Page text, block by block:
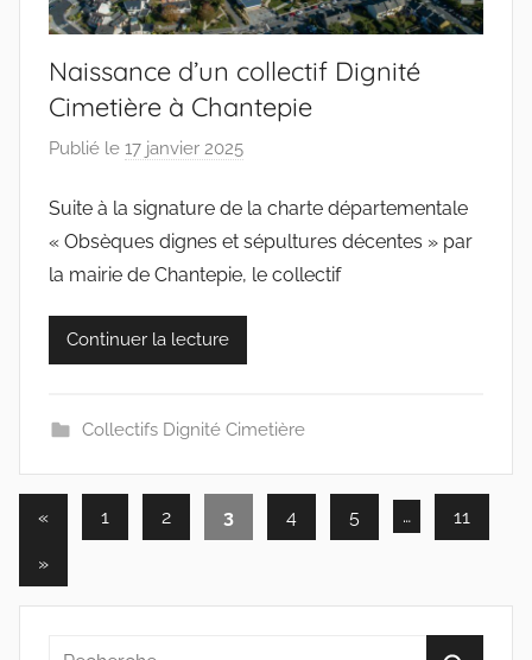
Naissance d’un collectif Dignité
Cimetière à Chantepie
Publié le 17 janvier 2025
r
c
o
e
t
Suite à la signature de la charte départementale
« Obsèques dignes et sépultures décentes » par
la mairie de Chantepie, le collectif
Continuer la lecture
Collectifs Dignité Cimetière
Pagination
des
publications
«Articles
précédents
1 2 3 4 5 … 11
Articles
»